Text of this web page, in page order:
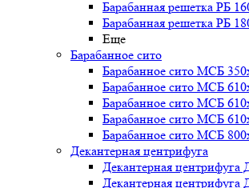
Барабанная решетка РБ
Барабанная решетка РБ
Еще
Барабанное сито
Барабанное сито МСБ
Барабанное сито МСБ
Барабанное сито МСБ
Барабанное сито МСБ
Барабанное сито МСБ
Декантерная центрифуга
Декантерная центрифуга
Декантерная центрифуга